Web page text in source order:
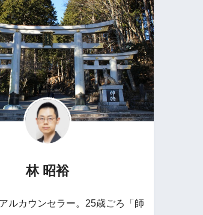
林 昭裕
ルカウンセラー。25歳ごろ「師